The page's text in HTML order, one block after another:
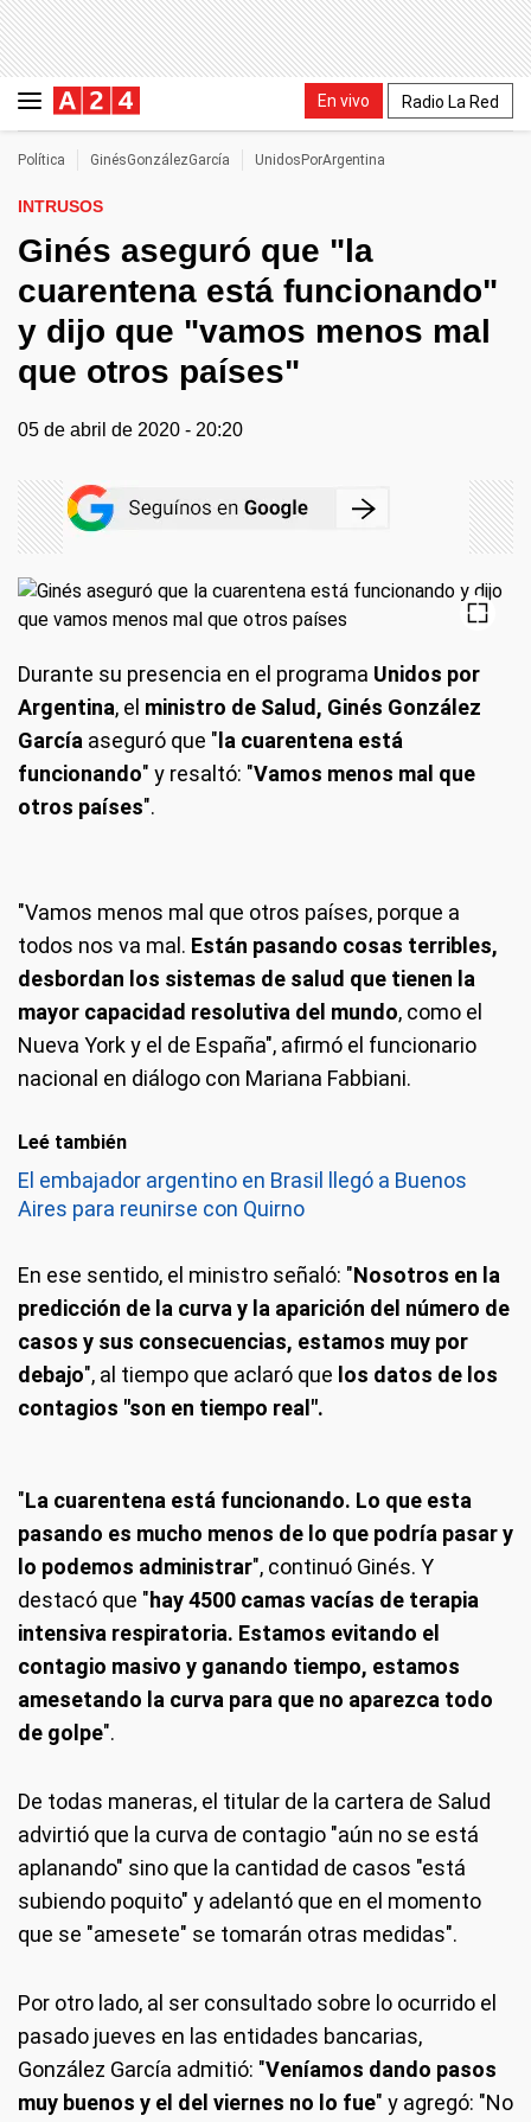
En vivo Radio La Red
Política GinésGonzálezGarcía UnidosPorArgentina
INTRUSOS
Ginés aseguró que "la
cuarentena está funcionando"
y dijo que "vamos menos mal
que otros países"
05 de abril de 2020 - 20:20
Durante su presencia en el programa Unidos por
Argentina, el ministro de Salud, Ginés González
García aseguró que " la cuarentena está
funcionando" y resaltó: "Vamos menos mal que
otros países".
"Vamos menos mal que otros países, porque a
todos nos va mal. Están pasando cosas terribles,
desbordan los sistemas de salud que tienen la
mayor capacidad resolutiva del mundo, como el
Nueva York y el de España", afirmó el funcionario
nacional en diálogo con Mariana Fabbiani.
Leé también
El embajador argentino en Brasil llegó a Buenos
Aires para reunirse con Quirno
En ese sentido, el ministro señaló: "Nosotros en la
predicción de la curva y la aparición del número de
casos y sus consecuencias, estamos muy por
debajo", al tiempo que aclaró que los datos de los
contagios "son en tiempo real".
"La cuarentena está funcionando. Lo que esta
pasando es mucho menos de lo que podría pasar y
lo podemos administrar", continuó Ginés. Y
destacó que "hay 4500 camas vacías de terapia
intensiva respiratoria. Estamos evitando el
contagio masivo y ganando tiempo, estamos
amesetando la curva para que no aparezca todo
de golpe".
De todas maneras, el titular de la cartera de Salud
advirtió que la curva de contagio "aún no se está
aplanando" sino que la cantidad de casos "está
subiendo poquito" y adelantó que en el momento
que se "amesete" se tomarán otras medidas".
Por otro lado, al ser consultado sobre lo ocurrido el
pasado jueves en las entidades bancarias,
González García admitió: "Veníamos dando pasos
muy buenos y el del viernes no lo fue" y agregó: "No